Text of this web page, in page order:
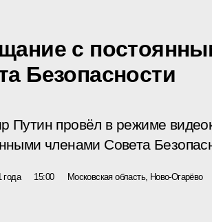
с
Безопасности
Путин провёл в режиме
членами Совета
года 15:00 Московская область, Ново-Огарёво